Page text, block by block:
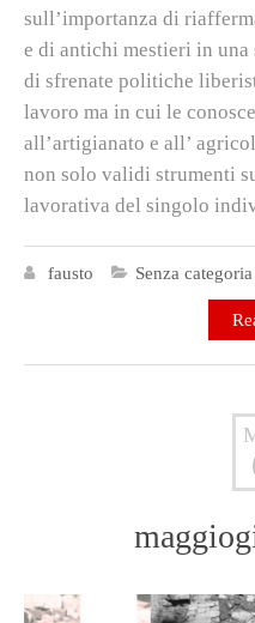
sull’importanza di
e di antichi mestieri in
di sfrenate politiche
lavoro ma in cui le
all’artigianato e all’
non solo validi strumenti
lavorativa del singolo
fausto Senza categoria